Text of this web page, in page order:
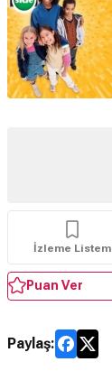
İzleme Listem
Puan Ver
Paylaş: